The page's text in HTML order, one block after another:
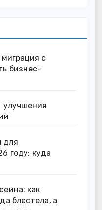
с
бизнес-
улучшения
для
году: куда
как
блестела, а